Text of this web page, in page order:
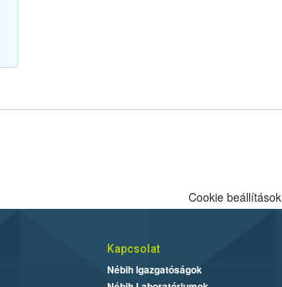
Cookie beállítások
Kapcsolat
Nébih Igazgatóságok